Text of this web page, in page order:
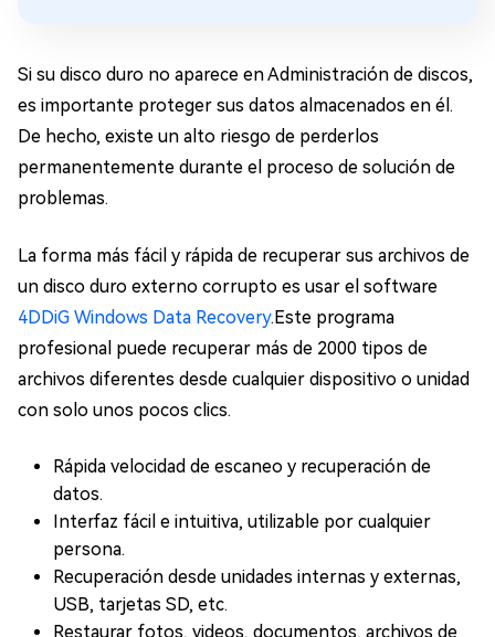
Si su disco duro no aparece en Administración de discos,
es importante proteger sus datos almacenados en él.
De hecho, existe un alto riesgo de perderlos
permanentemente durante el proceso de solución de
problemas.
La forma más fácil y rápida de recuperar sus archivos de
un disco duro externo corrupto es usar el software
4DDiG Windows Data Recovery.Este programa
profesional puede recuperar más de 2000 tipos de
archivos diferentes desde cualquier dispositivo o unidad
con solo unos pocos clics.
Rápida velocidad de escaneo y recuperación de
datos.
Interfaz fácil e intuitiva, utilizable por cualquier
persona.
Recuperación desde unidades internas y externas,
USB, tarjetas SD, etc.
Restaurar fotos, videos, documentos, archivos de